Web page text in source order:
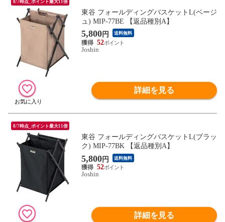
8/7時点_ポイント最大11倍
東谷 フォールディングバスケットL(ベージ
ュ) MIP-77BE 【返品種別A】
5,800円 送料無料
52
Joshin
詳細を見る
8/7時点_ポイント最大11倍
東谷 フォールディングバスケットL(ブラッ
ク) MIP-77BK 【返品種別A】
5,800円 送料無料
52
Joshin
詳細を見る